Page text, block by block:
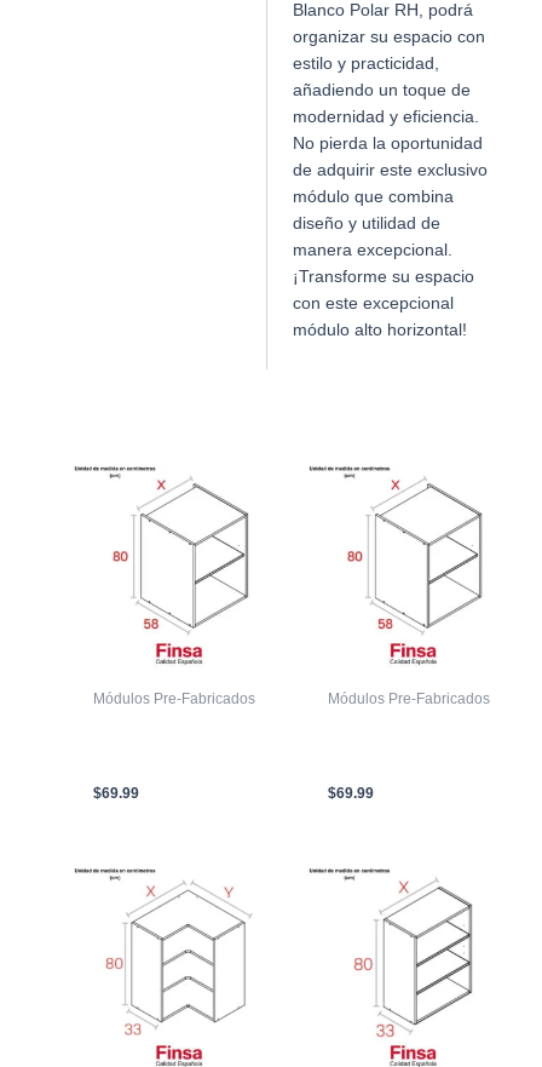
Blanco Polar RH, podrá
organizar su espacio con
estilo y practicidad,
añadiendo un toque de
modernidad y eficiencia.
No pierda la oportunidad
de adquirir este exclusivo
módulo que combina
diseño y utilidad de
manera excepcional.
¡Transforme su espacio
con este excepcional
módulo alto horizontal!
Módulos Pre-Fabricados
$69.99
Módulos Pre-Fabricados
$69.99